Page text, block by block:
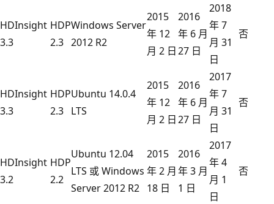
HDInsight
3.3
HDP
2.3
Windows Server
2012 R2
2015
年 12
月 2 日
2016
年 6 月
27 日
2018
年 7
月 31
日
否
HDInsight
3.3
HDP
2.3
Ubuntu 14.0.4
LTS
2015
年 12
月 2 日
2016
年 6 月
27 日
2017
年 7
月 31
日
否
HDInsight
3.2
HDP
2.2
Ubuntu 12.04
LTS 或 Windows
Server 2012 R2
2015
年 2 月
18 日
2016
年 3 月
1 日
2017
年 4
月 1
日
否